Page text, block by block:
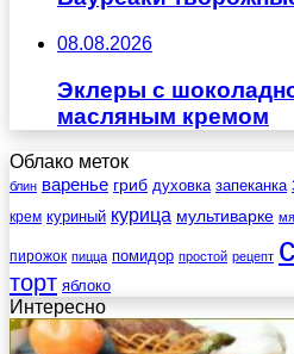
08.08.2026
Эклеры с
масляным кремом
Облако меток
блин варенье гриб духовка запеканка
крем куриный курица мультиварке
пирожок пицца помидор простой рецепт
торт яблоко
Интересно